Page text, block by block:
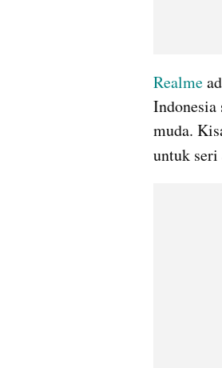
Realme
Indonesia
muda.
untuk seri